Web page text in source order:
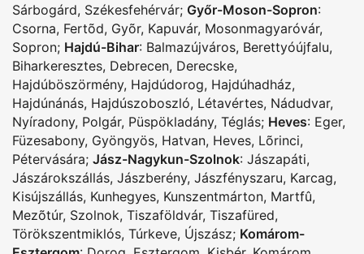
Sárbogárd, Székesfehérvár; Győr-Moson-Sopron:
Csorna, Fertõd, Gyõr, Kapuvár, Mosonmagyaróvár,
Sopron; Hajdú-Bihar: Balmazújváros, Berettyóújfalu,
Biharkeresztes, Debrecen, Derecske,
Hajdúböszörmény, Hajdúdorog, Hajdúhadház,
Hajdúnánás, Hajdúszoboszló, Létavértes, Nádudvar,
Nyíradony, Polgár, Püspökladány, Téglás; Heves: Eger,
Füzesabony, Gyöngyös, Hatvan, Heves, Lõrinci,
Pétervására; Jász-Nagykun-Szolnok: Jászapáti,
Jászárokszállás, Jászberény, Jászfényszaru, Karcag,
Kisújszállás, Kunhegyes, Kunszentmárton, Martfû,
Mezõtúr, Szolnok, Tiszaföldvár, Tiszafüred,
Törökszentmiklós, Túrkeve, Újszász; Komárom-